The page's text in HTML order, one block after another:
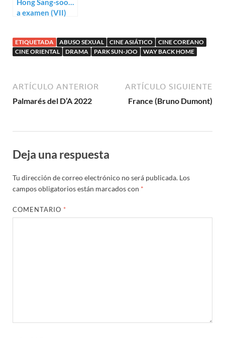
Hong Sang-soo…
a examen (VII)
ETIQUETADA ABUSO SEXUAL CINE ASIÁTICO
CINE COREANO
CINE ORIENTAL
DRAMA PARK SUN-JOO WAY BACK HOME
ARTÍCULO ANTERIOR
Palmarés del D’A 2022
ARTÍCULO SIGUIENTE
France (Bruno Dumont)
Deja una respuesta
Tu dirección de correo electrónico no será publicada. Los
campos obligatorios están marcados con *
COMENTARIO *